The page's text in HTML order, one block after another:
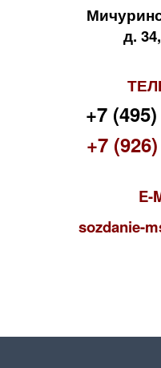
д.
+7
+7
E-
sozdanie-